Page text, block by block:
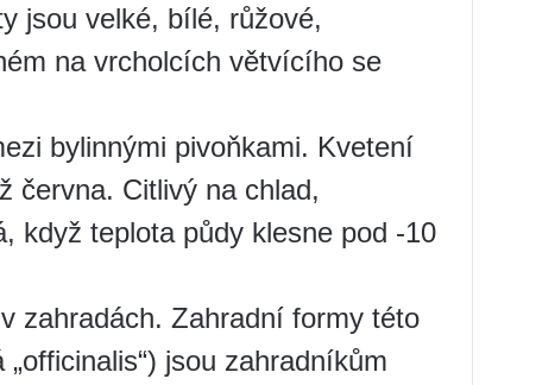
jsou velké, bílé, růžové,
na vrcholcích větvícího se
bylinnými pivoňkami. Kvetení
června. Citlivý na chlad,
když teplota půdy klesne pod -10
zahradách. Zahradní formy této
jsou zahradníkům